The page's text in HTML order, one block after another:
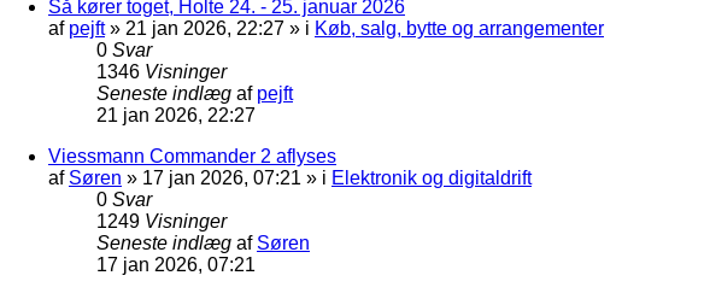
Så kører toget, Holte 24. - 25. januar 2026
af pejft» 21 jan 2026, 22:27 » i Køb, salg, bytte og arrangementer
0 Svar
1346 Visninger
Seneste indlæg af pejft
21 jan 2026, 22:27
Viessmann Commander 2 aflyses
af Søren » 17 jan 2026, 07:21 » i Elektronik og digitaldrift
0 Svar
1249 Visninger
Seneste indlæg af Søren
17 jan 2026, 07:21